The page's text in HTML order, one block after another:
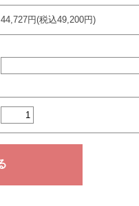
44,727円(税込49,200円)